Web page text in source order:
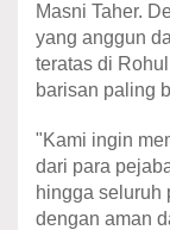
Masni Taher.
yang anggun
teratas di
barisan paling
"Kami ingin
dari para
hingga seluruh
dengan aman